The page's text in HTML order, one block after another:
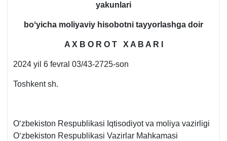
yakunlari
boʻyicha moliyaviy hisobotni tayyorlashga doir
A X B O R O T X A B A R I
2024 yil 6 fevral 03/43-2725-son
Toshkent sh.
Oʻzbekiston Respublikasi Iqtisodiyot va moliya vazirligi
Oʻzbekiston Respublikasi Vazirlar Mahkamasi